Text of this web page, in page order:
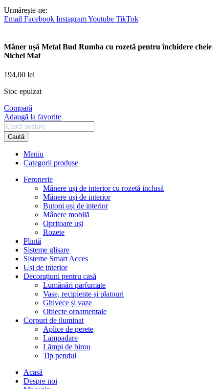
Urmărește-ne:
Email Facebook InstagramYoutube TikTok
Mâner ușă Metal Bud Rumba cu rozetă pentru închidere cheie
Nichel Mat
194,00 lei
Stoc epuizat
Compară
Adaugă la favorite
Caută
Meniu
Categorii produse
Feronerie
Mânere uși de interior cu rozetă inclusă
Mânere uși de interior
Butoni uși de interior
Mânere mobilă
Opritoare uși
Rozete
Plintă
Sisteme glisare
Sisteme Smart Acces
Uși de interior
Decorațiuni pentru casă
Lumânări parfumate
Vase, recipiente și platouri
Ghivece și vaze
Obiecte ornamentale
Corpuri de iluminat
Aplice de perete
Lampadare
Lămpi de birou
Tip pendul
Acasă
Despre noi